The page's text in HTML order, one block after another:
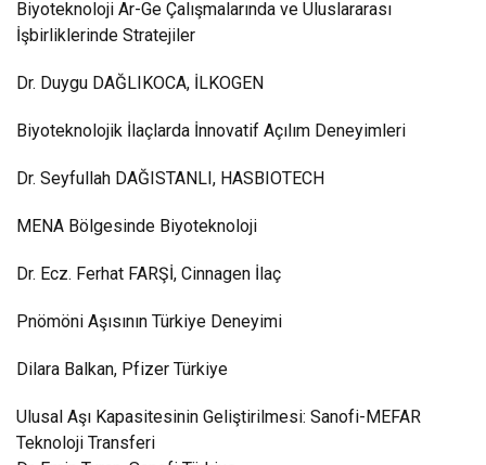
Biyoteknoloji Ar-Ge Çalışmalarında ve Uluslararası
İşbirliklerinde Stratejiler
Dr. Duygu DAĞLIKOCA, İLKOGEN
Biyoteknolojik İlaçlarda İnnovatif Açılım Deneyimleri
Dr. Seyfullah DAĞISTANLI, HASBIOTECH
MENA Bölgesinde Biyoteknoloji
Dr. Ecz. Ferhat FARŞİ, Cinnagen İlaç
Pnömöni Aşısının Türkiye Deneyimi
Dilara Balkan, Pfizer Türkiye
Ulusal Aşı Kapasitesinin Geliştirilmesi: Sanofi-MEFAR
Teknoloji Transferi